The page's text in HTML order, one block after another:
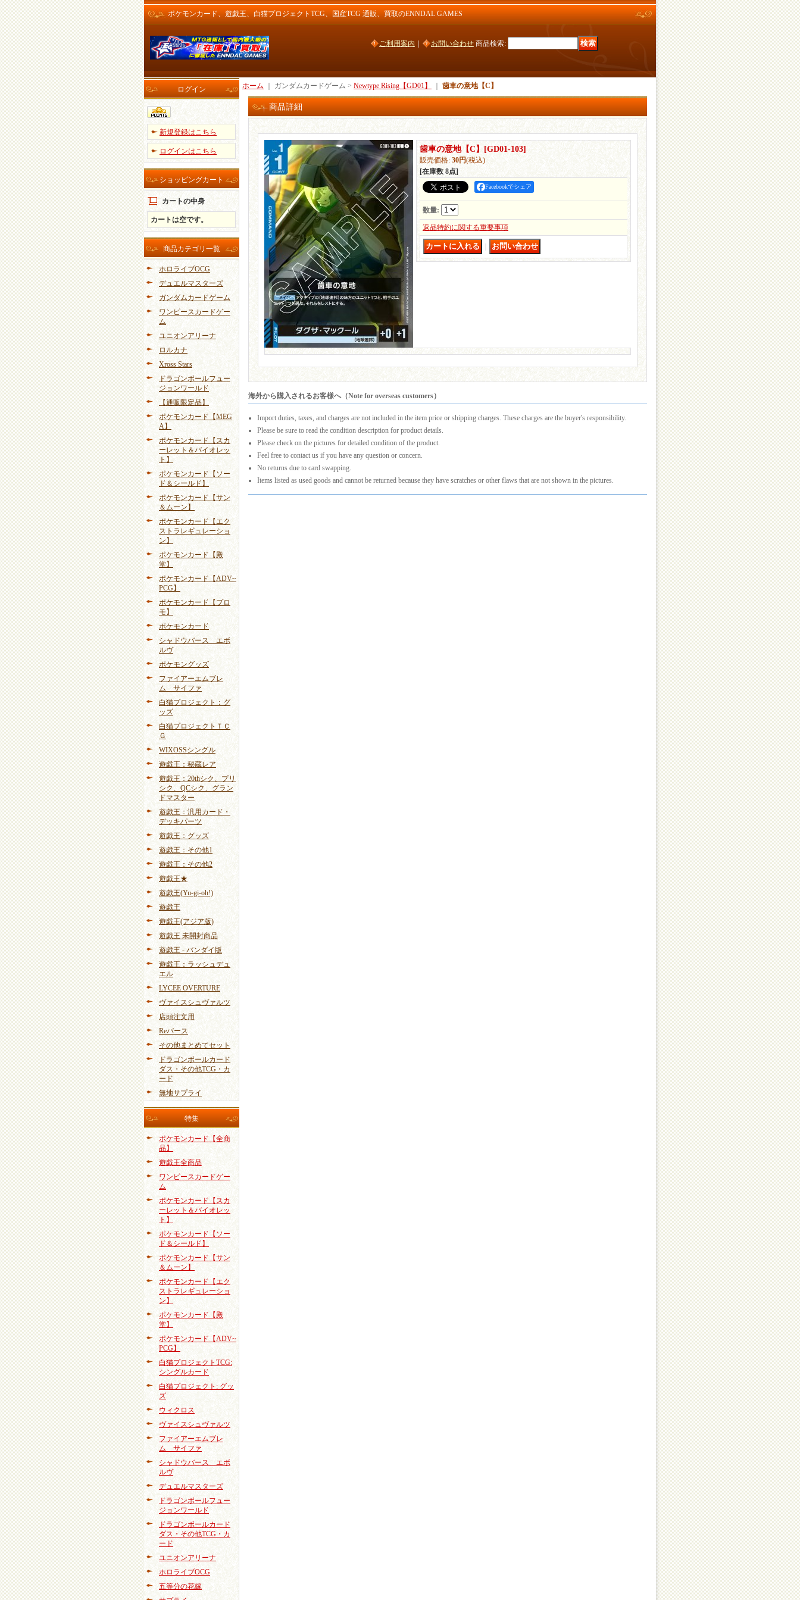
ポケモンカード、遊戯王、白猫プロジェクトTCG、国産TCG 通販、買取のENNDAL GAMES
ご利用案内 お問い合わせ 商品検索:
ログイン
新規登録はこちら
ログインはこちら
ショッピングカート
カートの中身
カートは空です。
商品カテゴリ一覧
ホロライブOCG
デュエルマスターズ
ガンダムカードゲーム
ワンピースカードゲー
ム
ユニオンアリーナ
ロルカナ
Xross Stars
ドラゴンボールフュー
ジョンワールド
【通販限定品】
ポケモンカード【MEG
A】
ポケモンカード【スカ
ーレット＆バイオレッ
ト】
ポケモンカード【ソー
ド＆シールド】
ポケモンカード【サン
＆ムーン】
ポケモンカード【エク
ストラレギュレーショ
ン】
ポケモンカード【殿
堂】
ポケモンカード【ADV~
PCG】
ポケモンカード【プロ
モ】
ポケモンカード
シャドウバース エボ
ルヴ
ポケモングッズ
ファイアーエムブレ
ム サイファ
白猫プロジェクト：グ
ッズ
白猫プロジェクトＴＣ
Ｇ
WIXOSSシングル
遊戯王：秘蔵レア
遊戯王：20thシク、プリ
シク、QCシク、グラン
ドマスター
遊戯王：汎用カード・
デッキパーツ
遊戯王：グッズ
遊戯王：その他1
遊戯王：その他2
遊戯王★
遊戯王(Yu-gi-oh!)
遊戯王
遊戯王(アジア版)
遊戯王 未開封商品
遊戯王 - バンダイ版
遊戯王：ラッシュデュ
エル
LYCEE OVERTURE
ヴァイスシュヴァルツ
店頭注文用
Reバース
その他まとめてセット
ドラゴンボールカード
ダス・その他TCG・カ
ード
無地サプライ
特集
ポケモンカード【全商
品】
遊戯王全商品
ワンピースカードゲー
ム
ポケモンカード【スカ
ーレット＆バイオレッ
ト】
ポケモンカード【ソー
ド＆シールド】
ポケモンカード【サン
＆ムーン】
ポケモンカード【エク
ストラレギュレーショ
ン】
ポケモンカード【殿
堂】
ポケモンカード【ADV~
PCG】
白猫プロジェクトTCG:
シングルカード
白猫プロジェクト: グッ
ズ
ウィクロス
ヴァイスシュヴァルツ
ファイアーエムブレ
ム サイファ
シャドウバース エボ
ルヴ
デュエルマスターズ
ドラゴンボールフュー
ジョンワールド
ドラゴンボールカード
ダス・その他TCG・カ
ード
ユニオンアリーナ
ホロライブOCG
五等分の花嫁
ホーム ｜ ガンダムカードゲーム > Newtype Rising【GD01】 歯車の意地【C】
商品詳細
歯車の意地【C】 [GD01-103]
販売価格: 30円(税込)
[在庫数 8点]
Facebookでシェア
数量:
返品特約に関する重要事項
海外から購入されるお客様へ（Note for overseas customers）
Import duties, taxes, and charges are not included in the item price or shipping charges. These charges are the buyer's responsibility.
Please be sure to read the condition description for product details.
Please check on the pictures for detailed condition of the product.
Feel free to contact us if you have any question or concern.
No returns due to card swapping.
Items listed as used goods and cannot be returned because they have scratches or other flaws that are not shown in the pictures.